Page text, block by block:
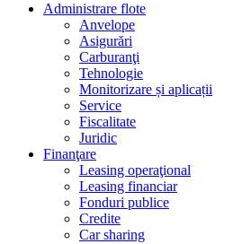
Administrare flote
Anvelope
Asigurări
Carburanţi
Tehnologie
Monitorizare și aplicații
Service
Fiscalitate
Juridic
Finanţare
Leasing operaţional
Leasing financiar
Fonduri publice
Credite
Car sharing